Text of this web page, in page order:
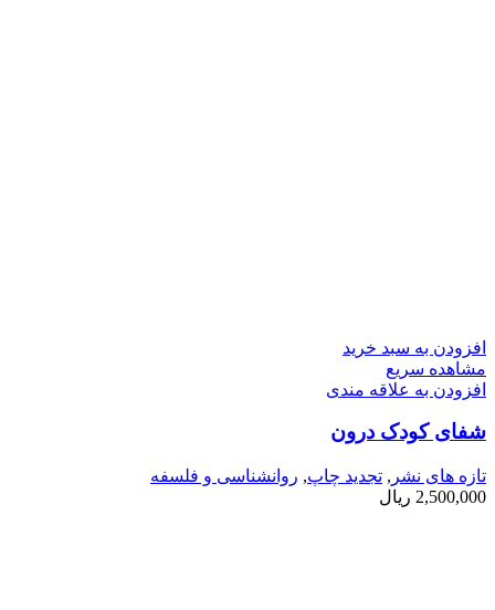
افزودن به سبد خرید
مشاهده سریع
افزودن به علاقه مندی
شفای کودک درون
تازه های نشر , تجدید چاپ, روانشناسی و فلسفه
2,500,000 ریال